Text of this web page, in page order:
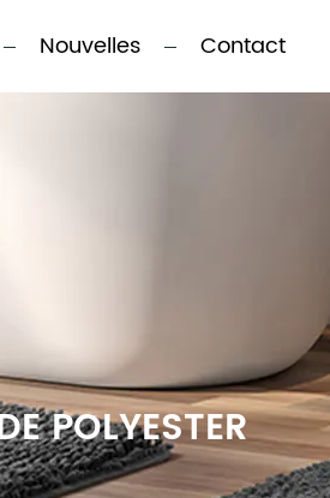
Nouvelles Contact
POLYESTER